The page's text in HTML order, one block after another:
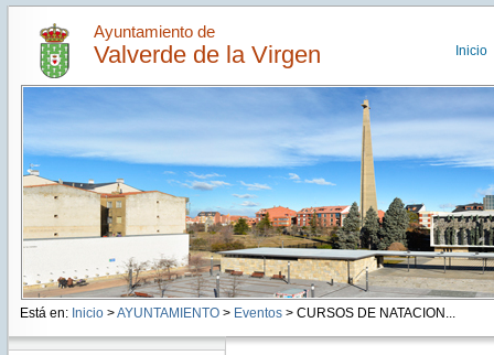
Ayuntamiento de
Valverde de la Virgen Inicio
Está en: Inicio >AYUNTAMIENTO> Eventos> CURSOS DE NATACION...